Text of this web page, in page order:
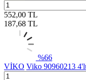
552,00 TL
187,68 TL
%66
VİKO Viko 90960213